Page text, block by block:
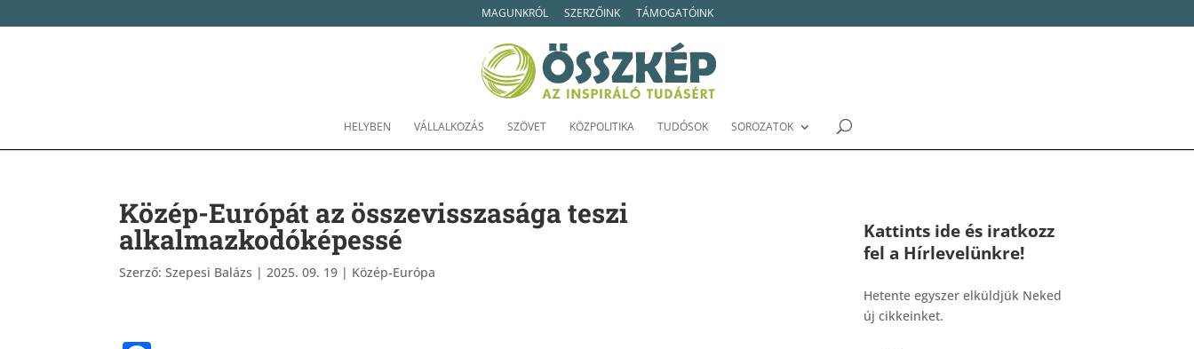
MAGUNKRÓL SZERZŐINK TÁMOGATÓINK
HELYBEN VÁLLALKOZÁS SZÖVET KÖZPOLITIKA TUDÓSOK SOROZATOK
Közép-Európát az összevisszasága teszi
alkalmazkodóképessé
Szerző:Szepesi Balázs |2025. 09. 19 | Közép-Európa
Kattints ide és iratkozz
fel a Hírlevelünkre!
Hetente egyszer elküldjük Neked
új cikkeinket.